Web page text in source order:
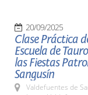
20/09/2025
Clase Práctica
Escuela de
las Fiestas
Sangusín
Valdefuentes de